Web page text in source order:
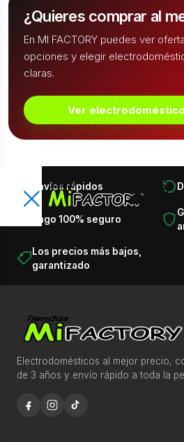
¿Quieres comprar al
En MI FACTORY puedes ver
opciones y elegir
claras.
Ver
× 👤 🛒
T
d
a
s
Encuentra lo que
segundos
recomendaciones.
Recomendaciones para
Ofertas destacadas esta
Envíos rápidos
Pago 100% seguro
Los precios más bajos,
garantizado
Electrodomésticos al mejor precio,
de 3 años y envío rápido a toda la